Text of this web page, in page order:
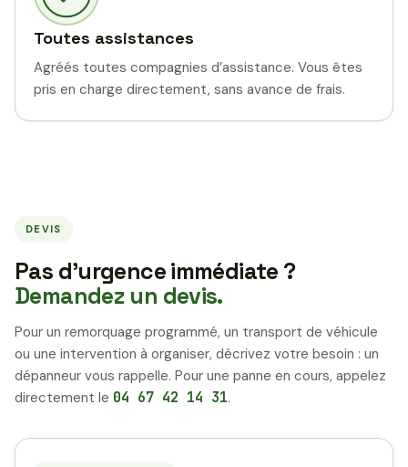
Toutes assistances
Agréés toutes compagnies d’assistance. Vous êtes
pris en charge directement, sans avance de frais.
DEVIS
Pas d’urgence immédiate ?
Demandez un devis.
Pour un remorquage programmé, un transport de véhicule
ou une intervention à organiser, décrivez votre besoin : un
dépanneur vous rappelle. Pour une panne en cours, appelez
directement le 04 67 42 14 31.